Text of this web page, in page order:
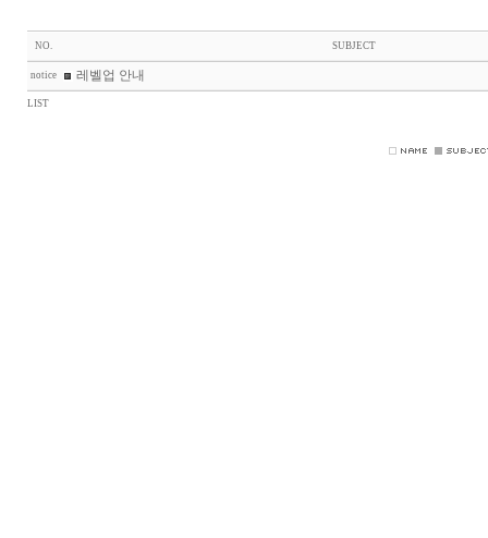
NO. SUBJECT
notice 레벨업 안내
LIST